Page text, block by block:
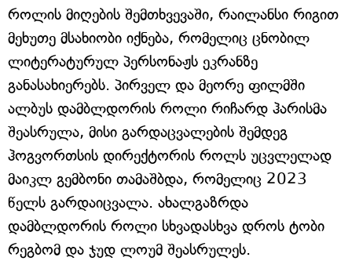
როლის მიღების შემთხვევაში, რაილანსი რიგით
მეხუთე მსახიობი იქნება, რომელიც ცნობილ
ლიტერატურულ პერსონაჟს ეკრანზე
განასახიერებს. პირველ და მეორე ფილმში
ალბუს დამბლდორის როლი რიჩარდ ჰარისმა
შეასრულა, მისი გარდაცვალების შემდეგ
ჰოგვორთსის დირექტორის როლს უცვლელად
მაიკლ გემბონი თამაშბდა, რომელიც 2023
წელს გარდაიცვალა. ახალგაზრდა
დამბლდორის როლი სხვადასხვა დროს ტობი
რეგბომ და ჯუდ ლოუმ შეასრულეს.